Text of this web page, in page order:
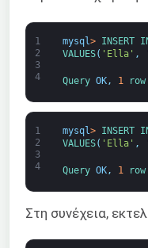
1
2
3
4
mysql > INSERT
VALUES( 'Ella' ,
Query OK, 1 row
1
2
3
4
mysql > INSERT
VALUES( 'Ella' ,
Query OK, 1 row
Στη συνέχεια,